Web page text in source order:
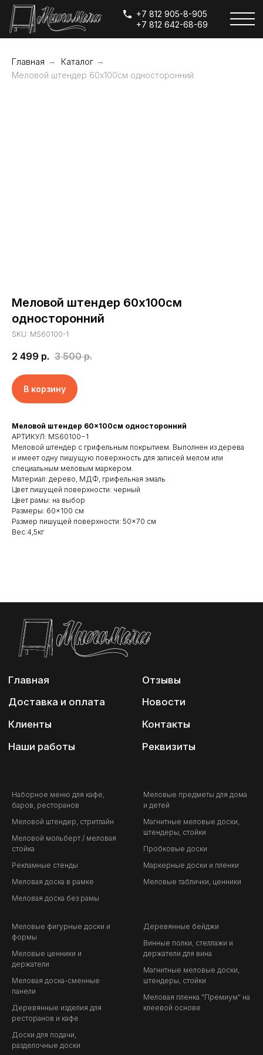
+7 812 905-8-905
+7 812 642-68-69
Главная → Каталог →
Меловой штендер 60х100см односторонний
Меловой штендер 60х100см
односторонний
SKU: MS60100-1
2 499 р. 3 500 р.
В корзину
Меловой штендер 60×100см односторонний
АРТИКУЛ: MS60100−1
Меловой штендер с грифельным покрытием. Выполнен из дерева
и имеет одну пишущую поверхность для записей мелом или
специальным меловым маркером.
Материал: дерево, МДФ, грифельная эмаль
Цвет пишущей поверхности: черный
Цвет рамы: на выбор
Размеры: 60×100 см
Размер пишущей поверхности: 50×70 см
Вес:4,5кг
Отзывы
Контакты
Клиенты
Наши работы
Доставка и оплата
Главная
Наборное меню для кафе,
баров, ресторанов
Меловой штендер, стритлайн
Меловой мольберт / меловая
стойка
Рекламные стенды
Меловая доска в рамке
Меловая доска без рамы
Меловые предметы для дома
и детей
Магнитные меловые доски,
штендеры, стойки
Пробковые доски
Маркерные доски и пленки
Меловые таблички, ценники
Меловые фигурные доски и
формы
Меловые ценники и
держатели
Меловая доска-сменные
панели
Деревянные изделия для
ресторанов и кафе
Доски для подачи,
разделочные доски
Деревянные бейджи
Винные полки, стеллажи и
держатели для вина
Магнитные меловые доски,
штендеры, стойки
Меловая пленка "Премиум" на
клеевой основе